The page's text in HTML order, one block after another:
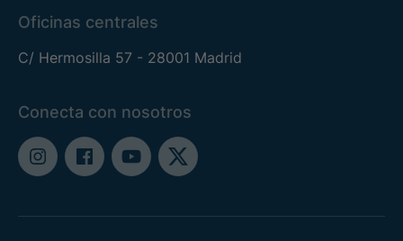
Oficinas centrales
C/ Hermosilla 57 - 28001 Madrid
Conecta con nosotros